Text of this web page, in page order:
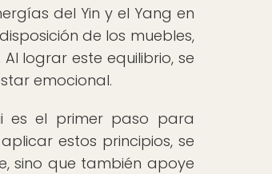
del Yin y el Yang en
de los muebles,
lograr este equilibrio, se
emocional.
es el primer paso para
estos principios, se
sino que también apoye